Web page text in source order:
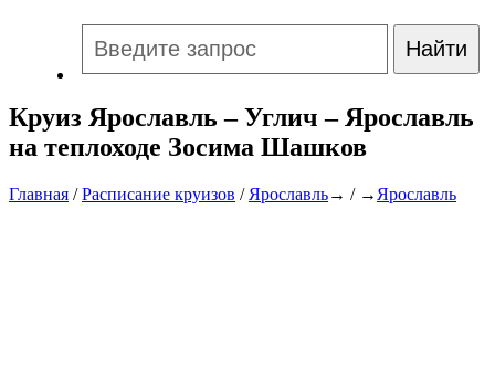
Круиз Ярославль – Углич – Ярославль
на теплоходе Зосима Шашков
Главная /Расписание круизов / Ярославль→ / → Ярославль